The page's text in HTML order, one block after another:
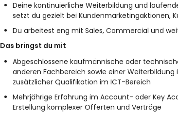
Deine kontinuierliche Weiterbildung und
setzt du gezielt bei Kundenmarketingaktionen,
Du arbeitest eng mit Sales, Commercial und
Das bringst du mit
Abgeschlossene kaufmännische oder
anderen Fachbereich sowie einer
zusätzlicher Qualifikation im ICT-Bereich
Mehrjährige Erfahrung im Account- oder Key
Erstellung komplexer Offerten und Verträge